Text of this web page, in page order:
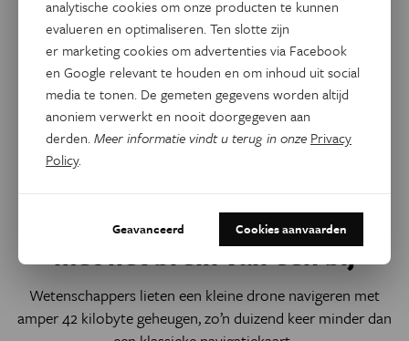
Drone vindt zijn weg naar huis
met het brein van een bij
Wetenschappers lieten een kleine drone navigeren met
amper 42 kilobyte geheugen, zo’n duizend keer minder dan
analytische cookies om onze producten te kunnen
evalueren en optimaliseren. Ten slotte zijn
er marketing cookies om advertenties via Facebook
en Google relevant te houden en om inhoud uit social
media te tonen. De gemeten gegevens worden altijd
anoniem verwerkt en nooit doorgegeven aan
derden.Meer informatie vindt u terug in onze Privacy
Policy.
Geavanceerd Cookies aanvaarden